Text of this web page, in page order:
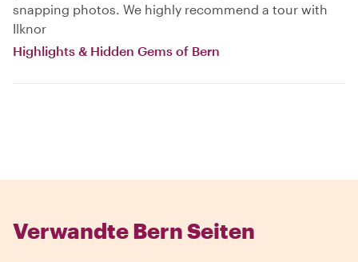
snapping photos. We highly recommend a tour with
Ilknor
Highlights & Hidden Gems of Bern
Verwandte Bern Seiten